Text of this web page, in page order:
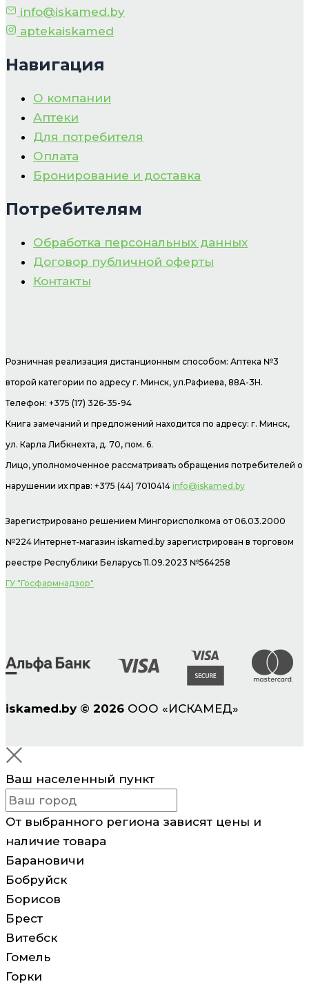
info@iskamed.by
aptekaiskamed
Навигация
О компании
Аптеки
Для потребителя
Оплата
Бронирование и доставка
Потребителям
Обработка персональных данных
Договор публичной оферты
Контакты
Розничная реализация дистанционным способом: Аптека №3
второй категории по адресу г. Минск, ул.Рафиева, 88А-3Н.
Телефон: +375 (17) 326-35-94
Книга замечаний и предложений находится по адресу: г. Минск,
ул. Карла Либкнехта, д. 70, пом. 6.
Лицо, уполномоченное рассматривать обращения потребителей о
нарушении их прав: +375 (44) 7010414 info@iskamed.by
Зарегистрировано решением Мингорисполкома от 06.03.2000
№224 Интернет-магазин iskamed.by зарегистрирован в торговом
реестре Республики Беларусь 11.09.2023 №564258
ГУ "Госфармнадзор"
iskamed.by © 2026 ООО «ИСКАМЕД»
Ваш населенный пункт
От выбранного региона зависят цены и
наличие товара
Барановичи
Бобруйск
Борисов
Брест
Витебск
Гомель
Горки